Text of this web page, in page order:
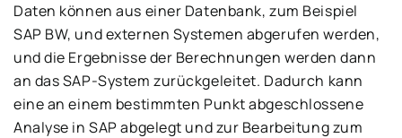
Daten können aus einer Datenbank, zum Beispiel
SAP BW, und externen Systemen abgerufen werden,
und die Ergebnisse der Berechnungen werden dann
an das SAP-System zurückgeleitet. Dadurch kann
eine an einem bestimmten Punkt abgeschlossene
Analyse in SAP abgelegt und zur Bearbeitung zum